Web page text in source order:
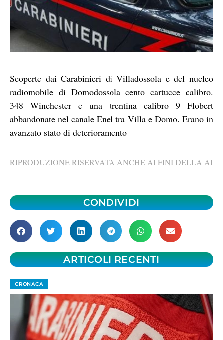
Scoperte dai Carabinieri di Villadossola e del nucleo
radiomobile di Domodossola cento cartucce calibro.
348 Winchester e una trentina calibro 9 Flobert
abbandonate nel canale Enel tra Villa e Domo. Erano in
avanzato stato di deterioramento
RIPRODUZIONE RISERVATA ANCHE AI FINI DELLA AI
CONDIVIDI
ARTICOLI RECENTI
CRONACA